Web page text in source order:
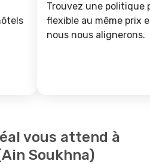
Trouvez une politique
flexible au même prix
nous nous alignerons.
vous attend à
Soukhna)